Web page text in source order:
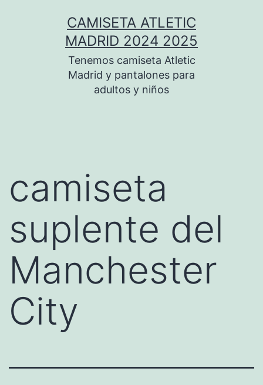
CAMISETA ATLETIC
MADRID 2024 2025
Tenemos camiseta Atletic
Madrid y pantalones para
adultos y niños
camiseta
suplente del
Manchester
City